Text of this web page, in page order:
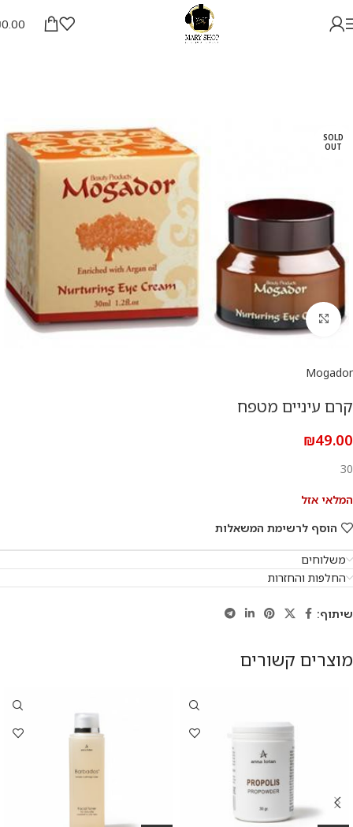
0.00
SOLD
OUT
להגדלת התמונה
Mogador
קרם עיניים מטפח
₪49.00
30
המלאי אזל
הוסף לרשימת המשאלות
משלוחים
החלפות והחזרות
שיתוף:
מוצרים קשורים